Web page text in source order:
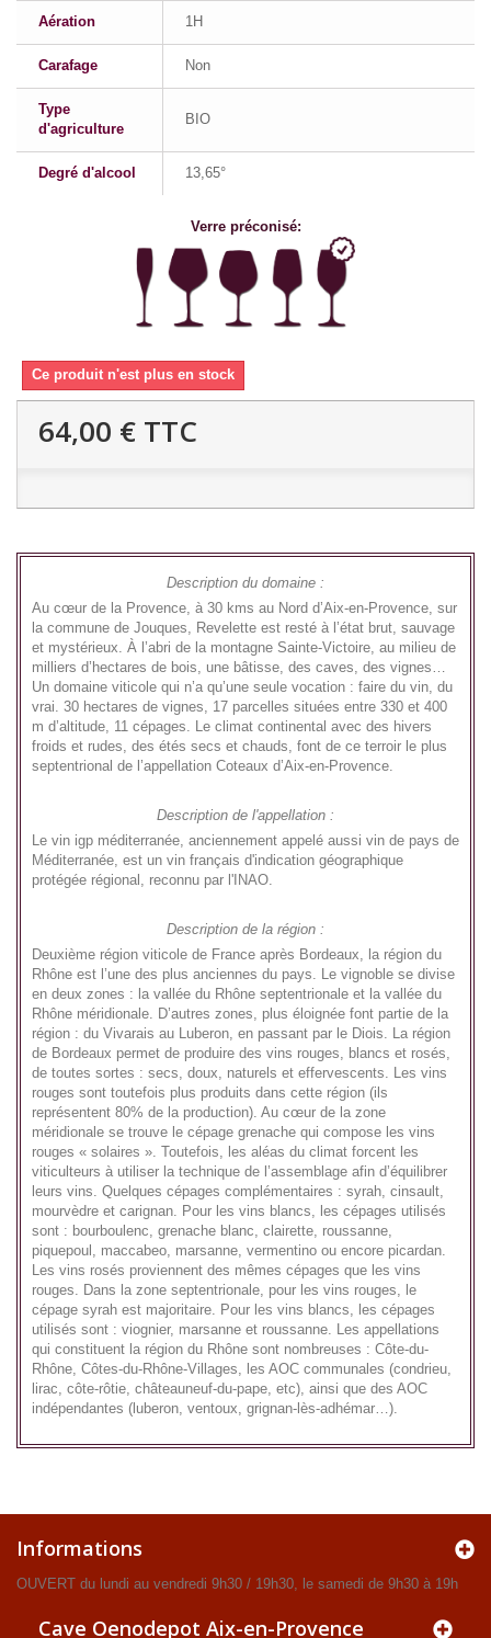
Aération 1H
Carafage Non
Type
d'agriculture
BIO
Degré d'alcool 13,65°
Verre préconisé:
Ce produit n'est plus en stock
64,00 € TTC
Description du domaine :
Au cœur de la Provence, à 30 kms au Nord d’Aix-en-Provence, sur
la commune de Jouques, Revelette est resté à l’état brut, sauvage
et mystérieux. À l’abri de la montagne Sainte-Victoire, au milieu de
milliers d’hectares de bois, une bâtisse, des caves, des vignes…
Un domaine viticole qui n’a qu’une seule vocation : faire du vin, du
vrai. 30 hectares de vignes, 17 parcelles situées entre 330 et 400
m d’altitude, 11 cépages. Le climat continental avec des hivers
froids et rudes, des étés secs et chauds, font de ce terroir le plus
septentrional de l’appellation Coteaux d’Aix-en-Provence.
Description de l'appellation :
Le vin igp méditerranée, anciennement appelé aussi vin de pays de
Méditerranée, est un vin français d'indication géographique
protégée régional, reconnu par l'INAO.
Description de la région :
Deuxième région viticole de France après Bordeaux, la région du
Rhône est l’une des plus anciennes du pays. Le vignoble se divise
en deux zones : la vallée du Rhône septentrionale et la vallée du
Rhône méridionale. D’autres zones, plus éloignée font partie de la
région : du Vivarais au Luberon, en passant par le Diois. La région
de Bordeaux permet de produire des vins rouges, blancs et rosés,
de toutes sortes : secs, doux, naturels et effervescents. Les vins
rouges sont toutefois plus produits dans cette région (ils
représentent 80% de la production). Au cœur de la zone
méridionale se trouve le cépage grenache qui compose les vins
rouges « solaires ». Toutefois, les aléas du climat forcent les
viticulteurs à utiliser la technique de l’assemblage afin d’équilibrer
leurs vins. Quelques cépages complémentaires : syrah, cinsault,
mourvèdre et carignan. Pour les vins blancs, les cépages utilisés
sont : bourboulenc, grenache blanc, clairette, roussanne,
piquepoul, maccabeo, marsanne, vermentino ou encore picardan.
Les vins rosés proviennent des mêmes cépages que les vins
rouges. Dans la zone septentrionale, pour les vins rouges, le
cépage syrah est majoritaire. Pour les vins blancs, les cépages
utilisés sont : viognier, marsanne et roussanne. Les appellations
qui constituent la région du Rhône sont nombreuses : Côte-du-
Rhône, Côtes-du-Rhône-Villages, les AOC communales (condrieu,
lirac, côte-rôtie, châteauneuf-du-pape, etc), ainsi que des AOC
indépendantes (luberon, ventoux, grignan-lès-adhémar…).
Informations
OUVERT du lundi au vendredi 9h30 / 19h30, le samedi de 9h30 à 19h
Cave Oenodepot Aix-en-Provence